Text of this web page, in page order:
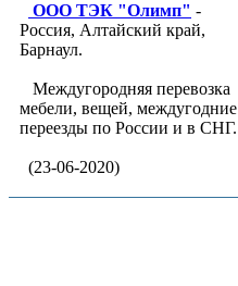
ООО ТЭК "Олимп" -
Россия, Алтайский край,
Барнаул.
Междугородняя перевозка
мебели, вещей, междугодние
переезды по России и в СНГ.
(23-06-2020)